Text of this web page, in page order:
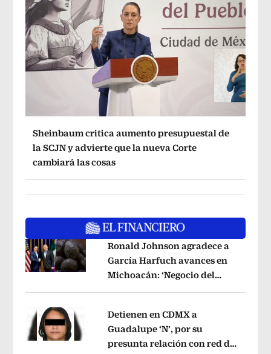
Sheinbaum critica aumento presupuestal de
la SCJN y advierte que la nueva Corte
cambiará las cosas
Opens in new window
Ronald Johnson agradece a
García Harfuch avances en
Michoacán: ‘Negocio del
Opens in new window
Detienen en CDMX a
Guadalupe ‘N’, por su
presunta relación con red de